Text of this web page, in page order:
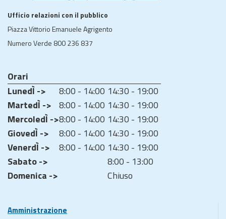
Ufficio relazioni con il pubblico
Piazza Vittorio Emanuele Agrigento
Numero Verde 800 236 837
Orari
LunedÌ ->
8:00 - 14:00 14:30 - 19:00
MartedÌ -> 8:00 - 14:00 14:30 - 19:00
MercoledÌ ->8:00 - 14:00 14:30 - 19:00
GiovedÌ ->
8:00 - 14:00 14:30 - 19:00
VenerdÌ ->
8:00 - 14:00 14:30 - 19:00
Sabato ->
8:00 - 13:00
Domenica ->
Chiuso
Amministrazione